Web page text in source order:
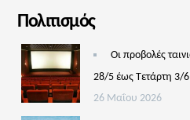
Πολιτισμός
Οι προβολές
28/5 έως Τετάρτη 3/6
26 Μαΐου 2026